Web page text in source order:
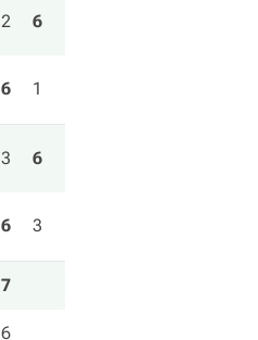
2 6
6 1
3 6
6 3
7
6